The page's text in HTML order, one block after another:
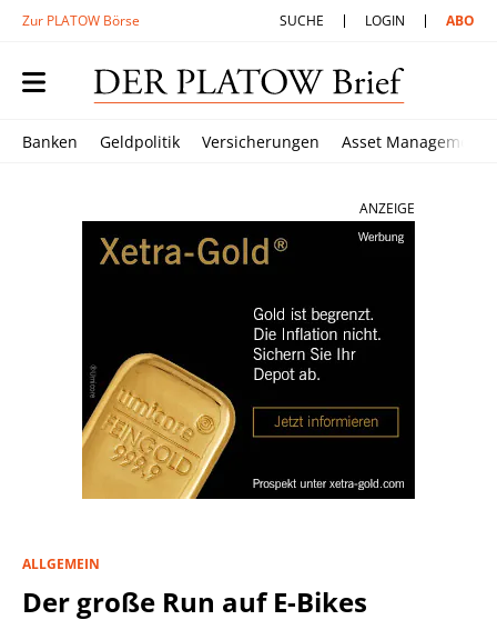
Zur PLATOW Börse SUCHE LOGIN ABO
Banken Geldpolitik Versicherungen Asset Management
ANZEIGE
ALLGEMEIN
Der große Run auf E-Bikes